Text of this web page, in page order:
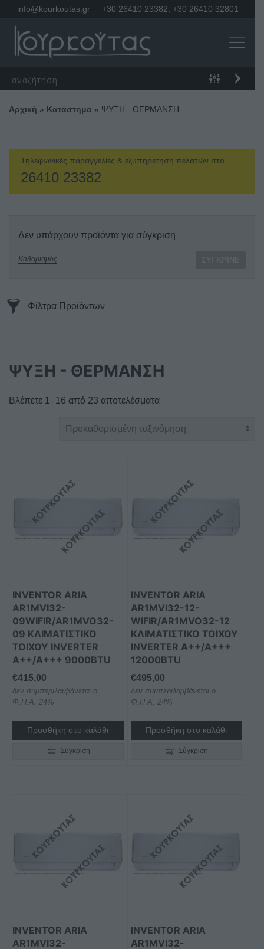
info@kourkoutas.gr +30 26410 23382 +30 26410 32801
Αρχική » Κατάστημα » ΨΥΞΗ - ΘΕΡΜΑΝΣΗ
Τηλεφωνικές παραγγελίες & εξυπηρέτηση πελατών στο
26410 23382
Δεν υπάρχουν προϊόντα για σύγκριση
Καθαρισμός
Φίλτρα Προϊόντων
ΨΥΞΗ - ΘΕΡΜΑΝΣΗ
Βλέπετε 1–16 από 23 αποτελέσματα
INVENTOR ARIA
AR1MVI32-
09WIFIR/AR1MVO32-
09 ΚΛΙΜΑΤΙΣΤΙΚΌ
ΤΟΊΧΟΥ INVERTER
A++/A+++ 9000BTU
€415,00
δεν συμπεριλαμβάνεται ο
Φ.Π.Α. 24%
Προσθήκη στο καλάθι
Σύγκριση
INVENTOR ARIA
AR1MVI32-12-
WIFIR/AR1MVO32-12
ΚΛΙΜΑΤΙΣΤΙΚΌ ΤΟΊΧΟΥ
INVERTER A++/A+++
12000BTU
€495,00
δεν συμπεριλαμβάνεται ο
Φ.Π.Α. 24%
Προσθήκη στο καλάθι
Σύγκριση
INVENTOR ARIA
AR1MVI32-
INVENTOR ARIA
AR1MVI32-